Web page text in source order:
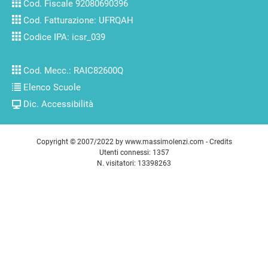
Cod. Fiscale 92080690396
Cod. Fatturazione: UFRQAH
Codice IPA: icsr_039
Cod. Mecc.: RAIC82600Q
Elenco Scuole
Dic. Accessibilità
Copyright © 2007/2022 by www.massimolenzi.com - Credits
Utenti connessi: 1357
N. visitatori: 13398263